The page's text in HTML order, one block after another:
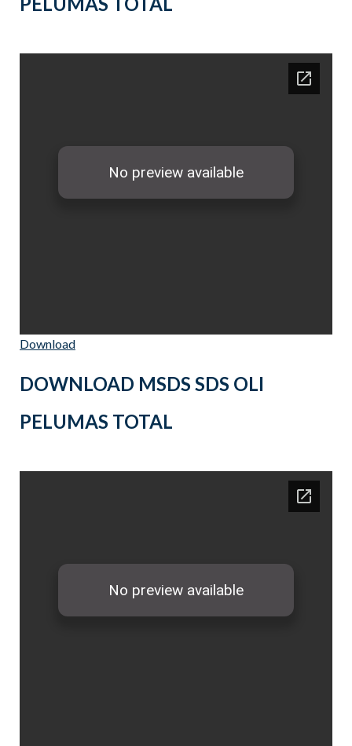
Download
DOWNLOAD MSDS SDS OLI
PELUMAS TOTAL